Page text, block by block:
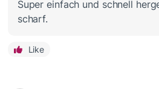
Super einfach und schnell
scharf.
Like